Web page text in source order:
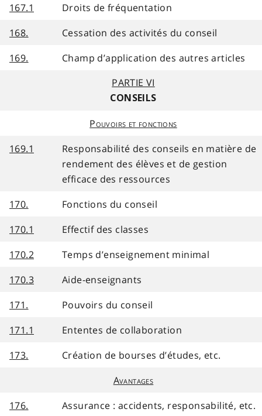
167.1
Droits de fréquentation
168.
Cessation des activités du conseil
169.
Champ d’application des autres articles
PARTIE VI
CONSEILS
Pouvoirs et fonctions
169.1
Responsabilité des conseils en matière de
rendement des élèves et de gestion
efficace des ressources
170.
Fonctions du conseil
170.1
Effectif des classes
170.2
Temps d’enseignement minimal
170.3
Aide-enseignants
171.
Pouvoirs du conseil
171.1
Ententes de collaboration
173.
Création de bourses d’études, etc.
Avantages
176.
Assurance : accidents, responsabilité, etc.